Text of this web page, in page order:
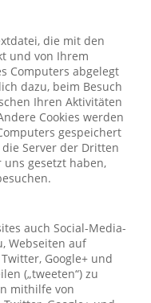
die mit den
und von Ihrem
Computers abgelegt
dazu, beim Besuch
Ihren Aktivitäten
Cookies werden
gespeichert
Server der Dritten
uns gesetzt haben,
auch Social-Media-
Webseiten auf
Google+ und
(„tweeten“) zu
mithilfe von